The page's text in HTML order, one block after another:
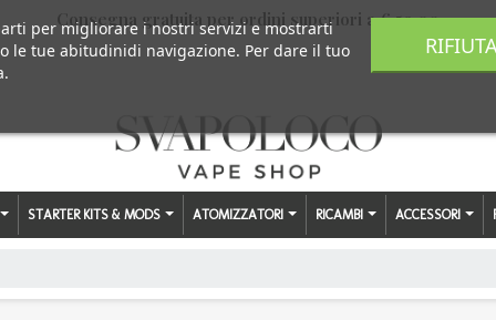
Consegna gratuita per ordini superiori a € 59,00
STARTER KITS & MODS ATOMIZZATORI RICAMBI ACCESSORI
per migliorare i nostri servizi e mostrarti
le tue abitudinidi navigazione. Per dare il tuo